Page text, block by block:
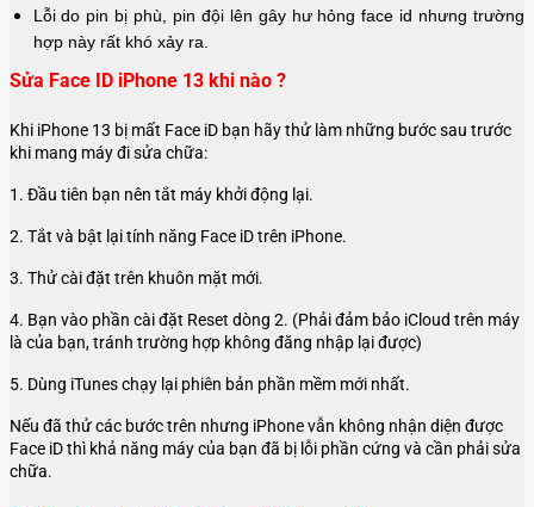
Lỗi do pin bị phù, pin đội lên gây hư hỏng face id nhưng trường
hợp này rất khó xảy ra.
Sửa Face ID iPhone 13 khi nào ?
Khi iPhone 13 bị mất Face iD bạn hãy thử làm những bước sau trước
khi mang máy đi sửa chữa:
1. Đầu tiên bạn nên tắt máy khởi động lại.
2. Tắt và bật lại tính năng Face iD trên iPhone.
3. Thử cài đặt trên khuôn mặt mới.
4. Bạn vào phần cài đặt Reset dòng 2. (Phải đảm bảo iCloud trên máy
là của bạn, tránh trường hợp không đăng nhập lại được)
5. Dùng iTunes chạy lại phiên bản phần mềm mới nhất.
Nếu đã thử các bước trên nhưng iPhone vẫn không nhận diện được
Face iD thì khả năng máy của bạn đã bị lỗi phần cứng và cần phải sửa
chữa.